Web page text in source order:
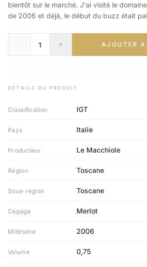
bientôt sur le marché. J'ai visité le
de 2006 et déjà, le début du buzz était
AJOUTER
DÉTAILS DU PRODUIT
Classification IGT
Pays Italie
Producteur Le Macchiole
Région Toscane
Sous-région Toscane
Cépage Merlot
Millésime 2006
Volume 0,75